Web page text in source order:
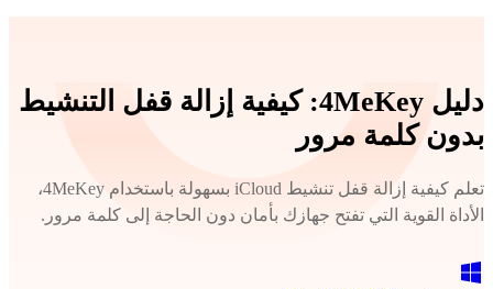
دليل 4MeKey: كيفية إزالة قفل التنشيط
بدون كلمة مرور
تعلم كيفية إزالة قفل تنشيط iCloud بسهولة باستخدام 4MeKey،
الأداة القوية التي تفتح جهازك بأمان دون الحاجة إلى كلمة مرور.